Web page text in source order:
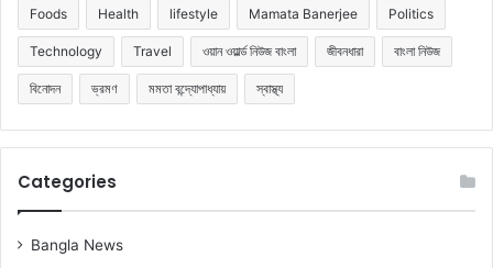
Foods Health lifestyle Mamata Banerjee Politics
Technology Travel ওয়ান ওয়ার্ল্ড নিউজ বাংলা জীবনধারা বাংলা নিউজ
বিনোদন ভ্রমণ মমতা বন্দ্যোপাধ্যায় স্বাস্থ্য
Categories
Bangla News